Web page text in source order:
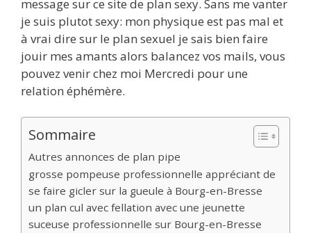
message sur ce site de plan sexy. Sans me vanter
je suis plutot sexy: mon physique est pas mal et
à vrai dire sur le plan sexuel je sais bien faire
jouir mes amants alors balancez vos mails, vous
pouvez venir chez moi Mercredi pour une
relation éphémère.
Sommaire
Autres annonces de plan pipe
grosse pompeuse professionnelle appréciant de
se faire gicler sur la gueule à Bourg-en-Bresse
un plan cul avec fellation avec une jeunette
suceuse professionnelle sur Bourg-en-Bresse